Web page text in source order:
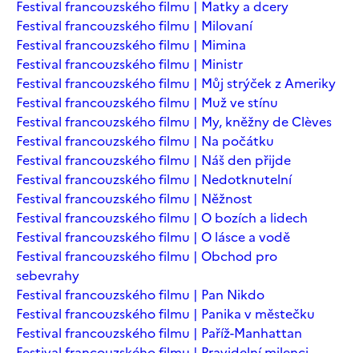
Festival francouzského filmu | Matky a dcery
Festival francouzského filmu | Milovaní
Festival francouzského filmu | Mimina
Festival francouzského filmu | Ministr
Festival francouzského filmu | Můj strýček z Ameriky
Festival francouzského filmu | Muž ve stínu
Festival francouzského filmu | My, kněžny de Clèves
Festival francouzského filmu | Na počátku
Festival francouzského filmu | Náš den přijde
Festival francouzského filmu | Nedotknutelní
Festival francouzského filmu | Něžnost
Festival francouzského filmu | O bozích a lidech
Festival francouzského filmu | O lásce a vodě
Festival francouzského filmu | Obchod pro
sebevrahy
Festival francouzského filmu | Pan Nikdo
Festival francouzského filmu | Panika v městečku
Festival francouzského filmu | Paříž-Manhattan